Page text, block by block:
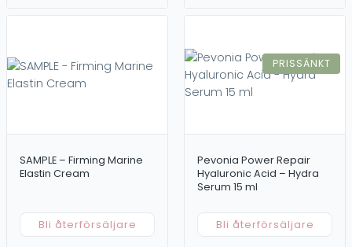
SAMPLE – Firming Marine
Elastin Cream
Bli återförsäljare
PRISSÄNKT
Pevonia Power Repair
Hyaluronic Acid – Hydra
Serum 15 ml
Bli återförsäljare